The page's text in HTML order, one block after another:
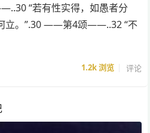
“若有性实得，如愚者分
立。”.30 ——第4颂——..32 “不
1.2k浏览 评论